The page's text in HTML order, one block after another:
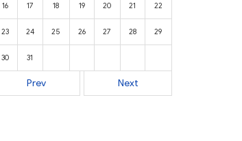
Prev Next
16 17 18 19 20 21 22
23 24 25 26 27 28 29
30 31